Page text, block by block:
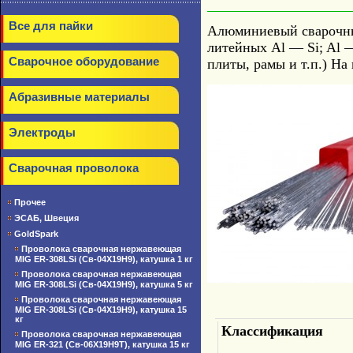
Все для пайки
Сварочное оборудование
Абразивные материалы
Электроды
Сварочная проволока
Прочее
ЭСАБ, Швеция
GoldSpark
Проволока сварочная нержавеющая
MIG ER-308LSi (Св-04Х19Н9), катушка 1 кг
Проволока сварочная нержавеющая
MIG ER-308LSi (Св-04Х19Н9), катушка 5 кг
Проволока сварочная нержавеющая
MIG ER-308LSi (Св-04Х19Н9), катушка 15
кг
Проволока сварочная нержавеющая
MIG ER-321 (Св-06Х19Н9Т), катушка 15 кг
Алюминиевый
литейных Al — Si; Al
плиты, рамы и т.п.) На
Классификация